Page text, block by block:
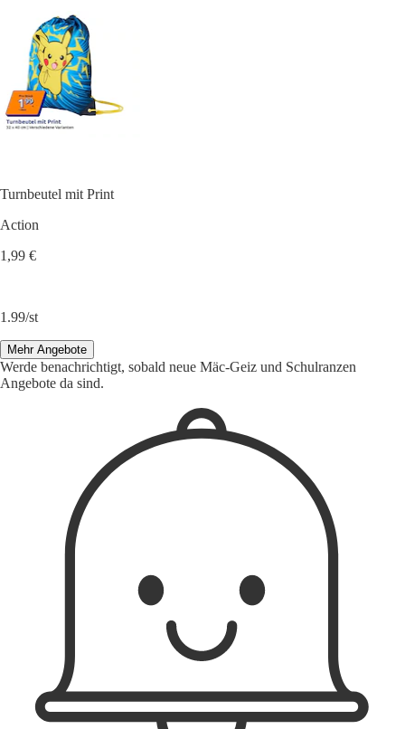
Turnbeutel mit Print
Action
1,99 €
1.99/st
Mehr Angebote
Werde benachrichtigt, sobald neue Mäc-Geiz und Schulranzen
Angebote da sind.